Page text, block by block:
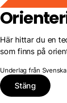
Här hittar du en
som finns på
Underlag från
Stäng